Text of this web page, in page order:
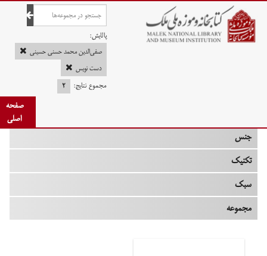
صفحه اصلی
پالایش:
صفی‌الدین محمد حسنی حسینی
دست نویس
مجموع نتایج:
۲
صفحه
اصلی
جنس
تکنیک
سبک
مجموعه